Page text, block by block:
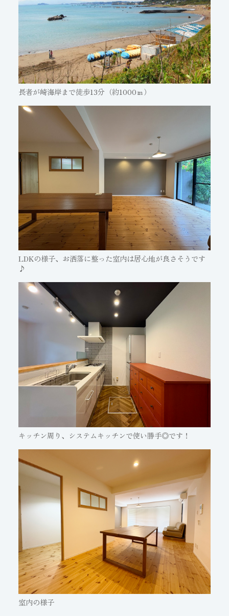
長者が崎海岸まで徒歩13分（約1000ｍ）
LDKの様子、お洒落に整った室内は居心地が良さそうです
♪
キッチン周り、システムキッチンで使い勝手◎です！
室内の様子